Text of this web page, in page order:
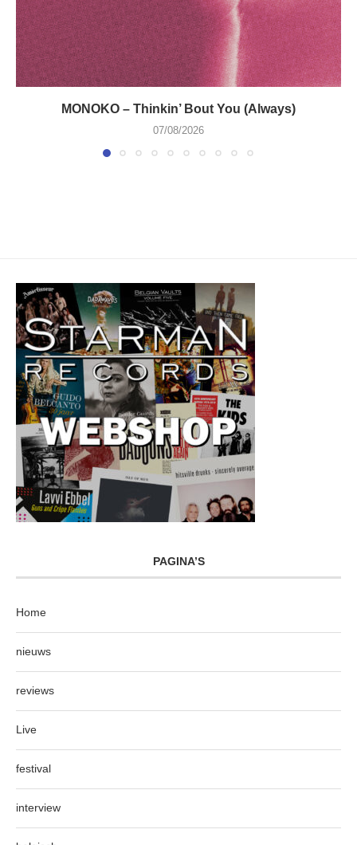
MONOKO – Thinkin’ Bout You (Always)
07/08/2026
PAGINA’S
Home
nieuws
reviews
Live
festival
interview